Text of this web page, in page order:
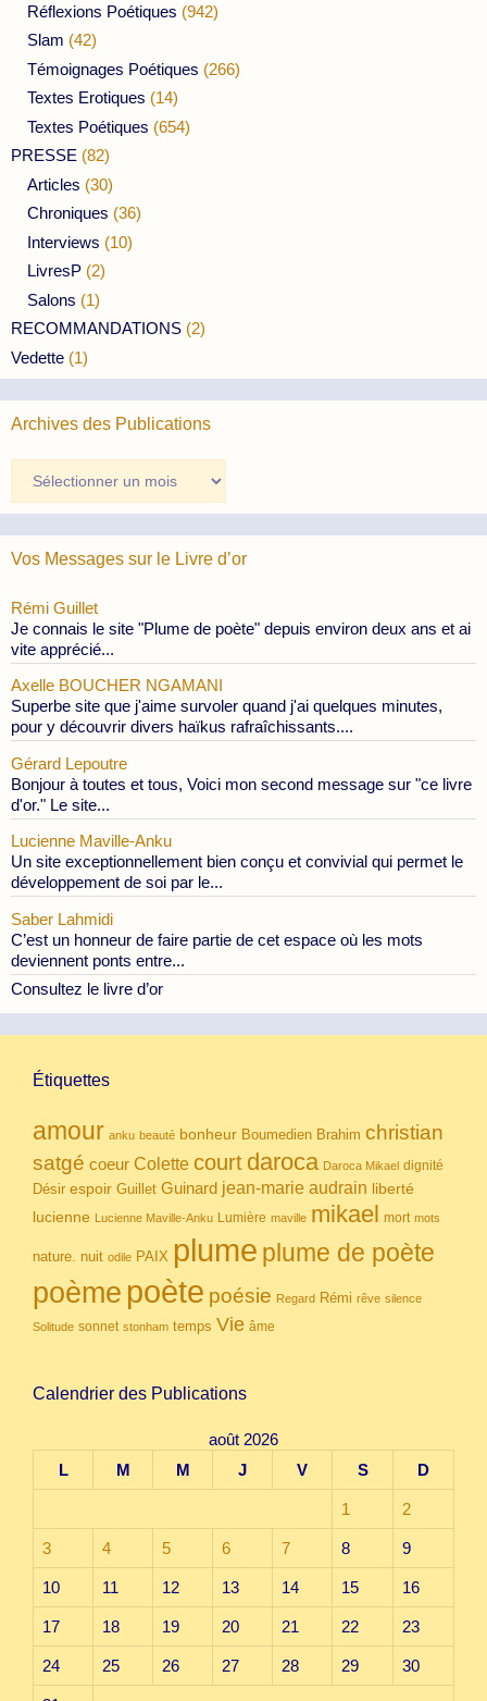
Réflexions Poétiques (942)
Slam (42)
Témoignages Poétiques (266)
Textes Erotiques (14)
Textes Poétiques (654)
PRESSE (82)
Articles (30)
Chroniques (36)
Interviews (10)
LivresP (2)
Salons (1)
RECOMMANDATIONS (2)
Vedette (1)
Archives des Publications
des
Publications
Vos Messages sur le Livre d’or
Rémi Guillet
Je connais le site "Plume de poète" depuis environ deux ans et ai
vite apprécié...
Axelle BOUCHER NGAMANI
Superbe site que j'aime survoler quand j'ai quelques minutes,
pour y découvrir divers haïkus rafraîchissants....
Gérard Lepoutre
Bonjour à toutes et tous, Voici mon second message sur "ce livre
d'or." Le site...
Lucienne Maville-Anku
Un site exceptionnellement bien conçu et convivial qui permet le
développement de soi par le...
Saber Lahmidi
C’est un honneur de faire partie de cet espace où les mots
deviennent ponts entre...
Consultez le livre d’or
Étiquettes
amour anku beauté bonheur Boumedien Brahim christian
satgé coeur Colette court daroca Daroca Mikael dignité
Désir espoir Guillet Guinard jean-marie audrain liberté
lucienne Lucienne Maville-Anku Lumière maville mikael mort mots
nature. nuit odile PAIX plume plume de poète
poème poète poésie Regard Rémi rêve silence
Solitude sonnet stonham temps Vie âme
Calendrier des Publications
août 2026
L
M M J V S D
1 2
3 4 5 6 7 8 9
10 11 12 13 14 15 16
17 18 19 20 21 22 23
24 25 26 27 28 29 30